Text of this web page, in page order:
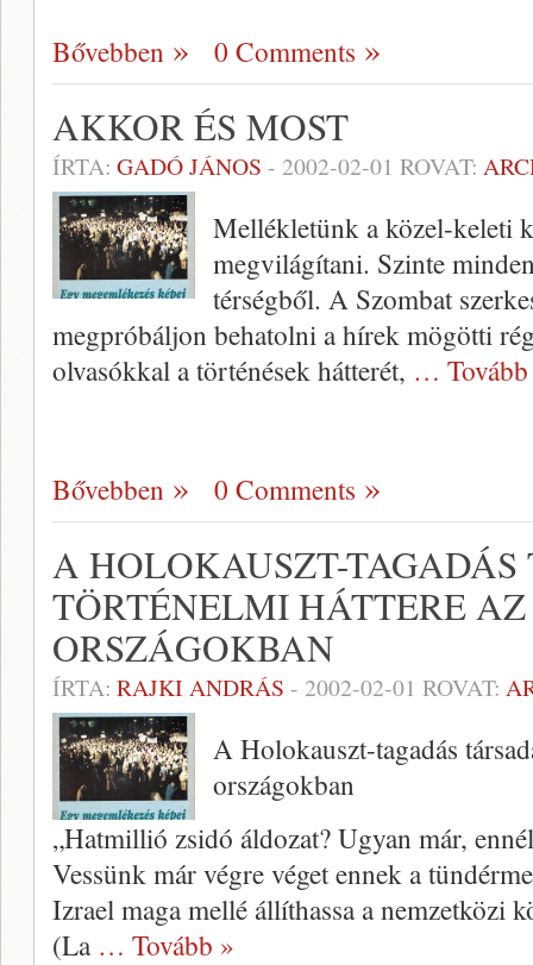
Bővebben 0 Comments
AKKOR ÉS MOST
ÍRTA: GADÓ JÁNOS - 2002-02-01 ROVAT:
Mellékletünk a közel-keleti
megvilágítani. Szinte
térségből. A Szombat
megpróbáljon behatolni a hírek mögötti
olvasókkal a történések hátterét, …
Bővebben 0 Comments
A HOLOKAUSZT-
TÖRTÉNELMI HÁTTERE
ORSZÁGOKBAN
ÍRTA: RAJKI ANDRÁS - 2002-02-01 ROVAT:
A Holokauszt-tagadás
országokban
„Hatmillió zsidó áldozat? Ugyan már,
Vessünk már végre véget ennek a
Izrael maga mellé állíthassa a nemzetközi
(La … Tovább »